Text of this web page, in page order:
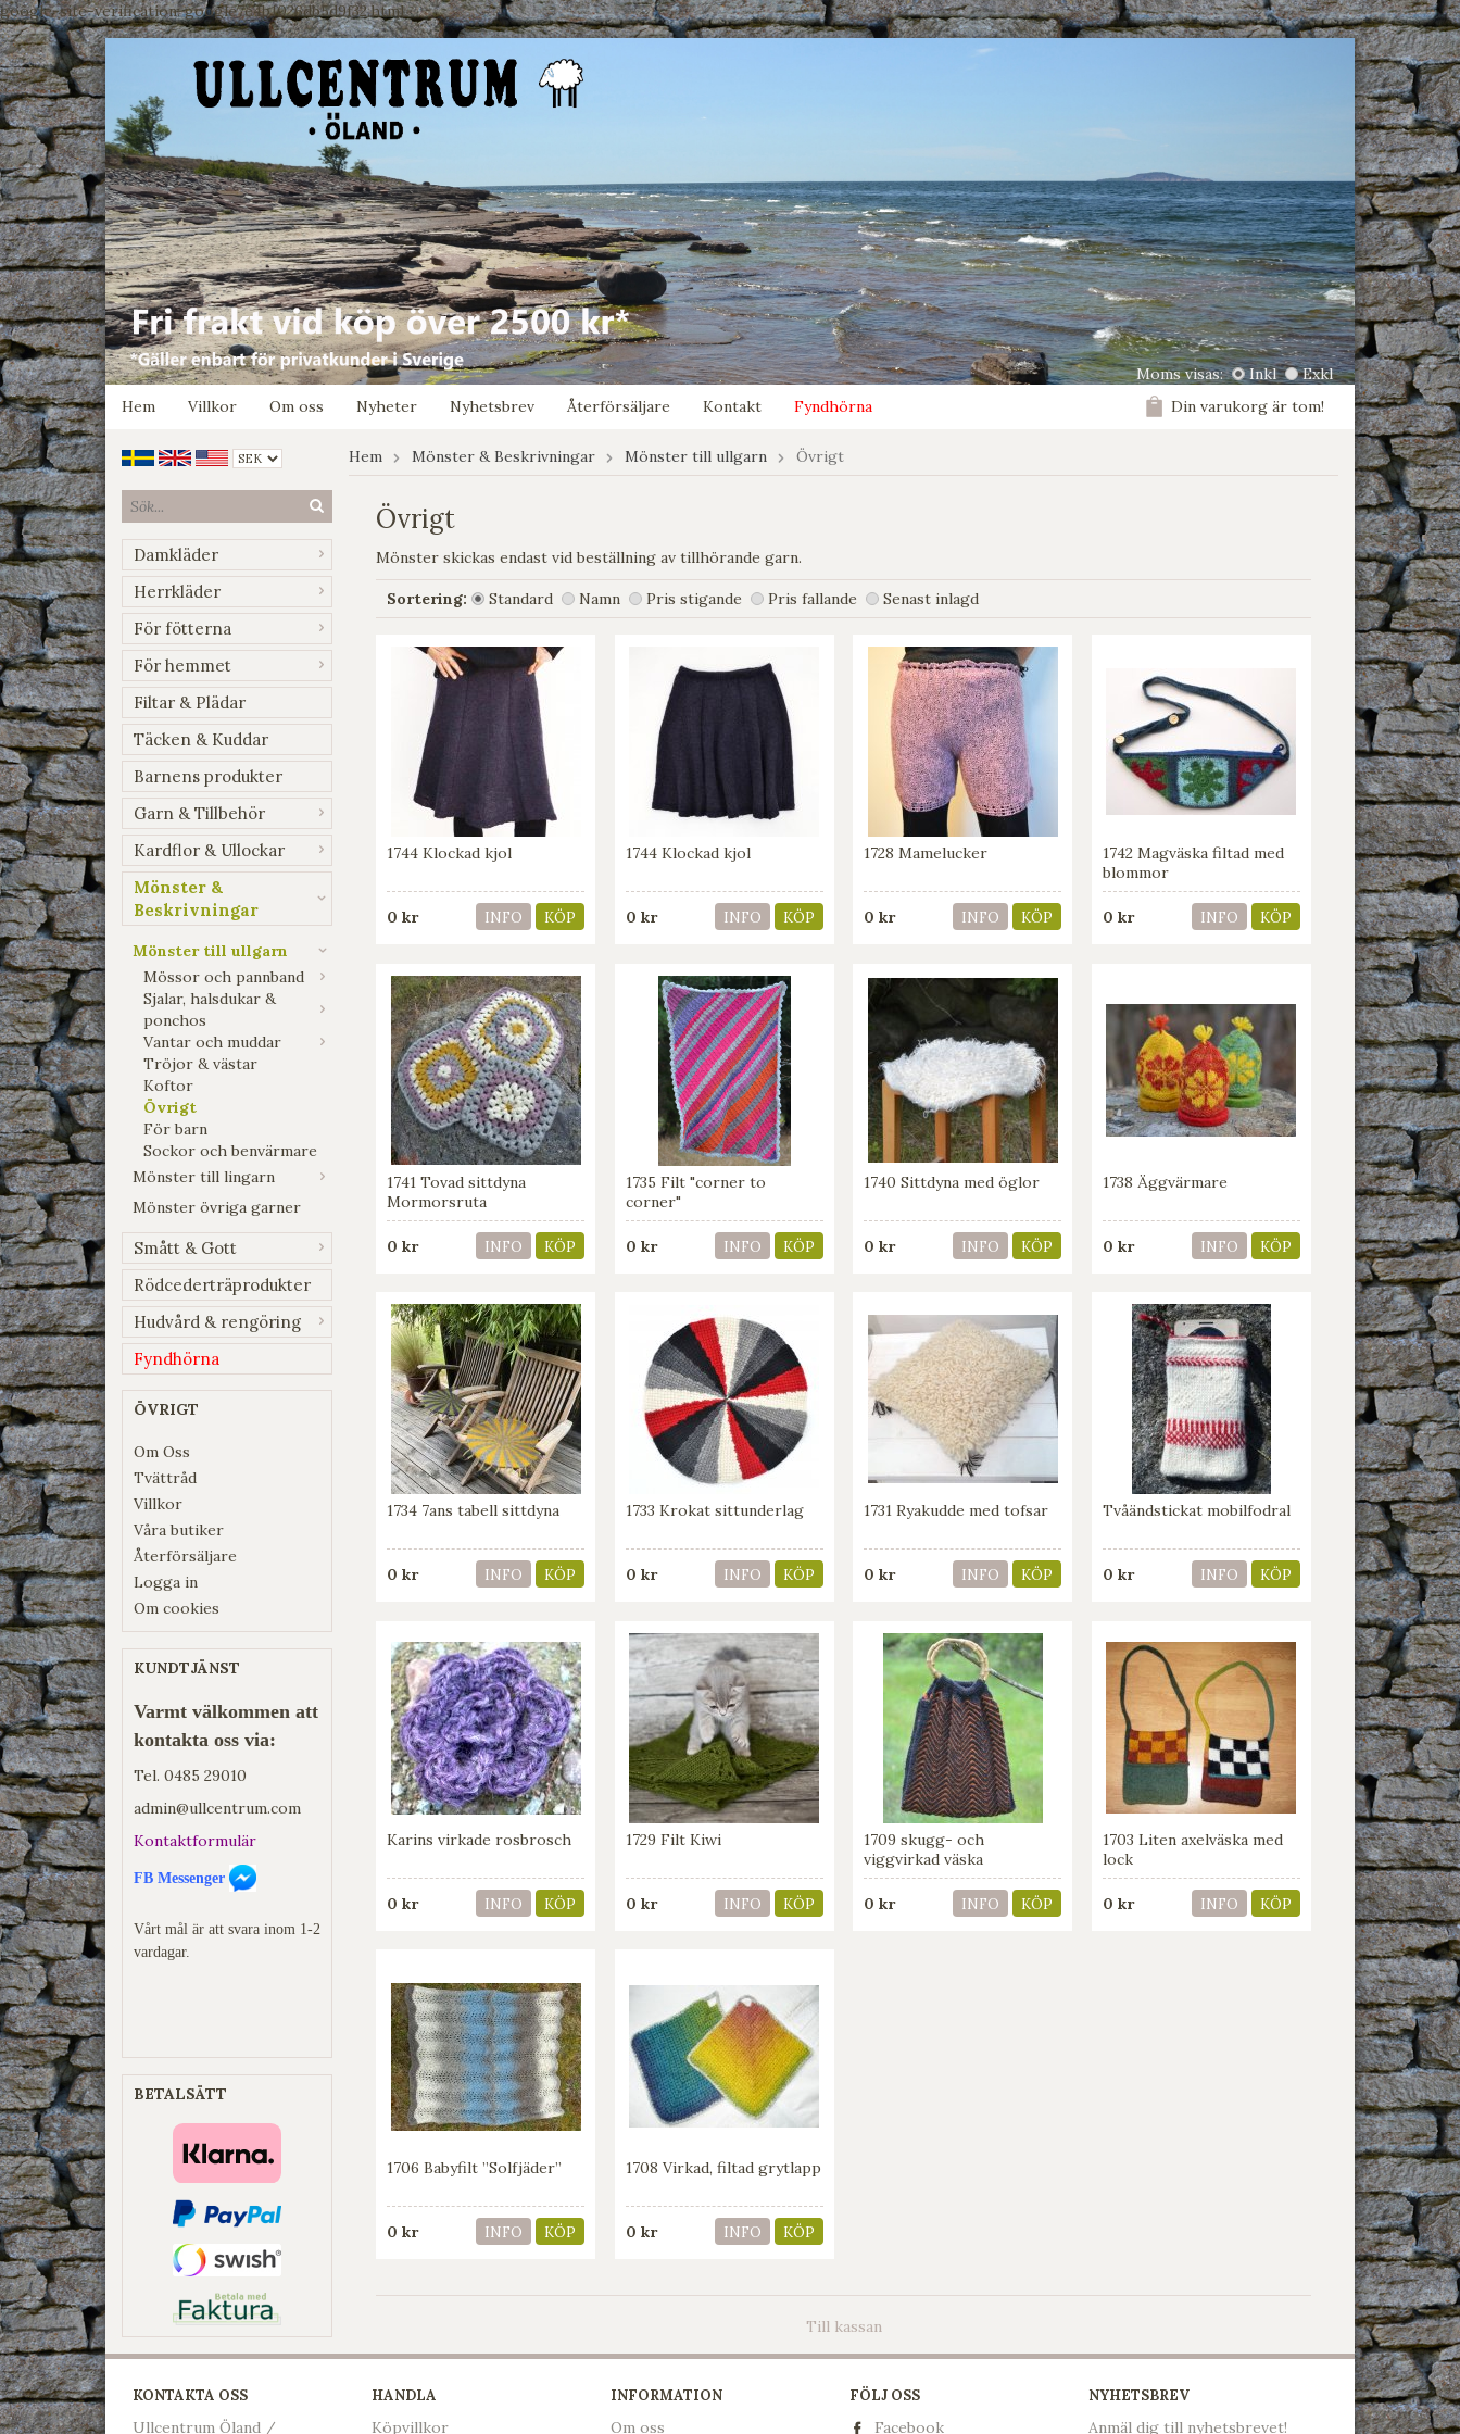
google-site-verification: google7e4b1026db5d9f32.html
Moms visas: Inkl
Exkl
Hem
Villkor Om oss Nyheter Nyhetsbrev Återförsäljare Kontakt Fyndhörna Din varukorg är tom!
Damkläder
Herrkläder
För fötterna
För hemmet
Filtar & Plädar
Täcken & Kuddar
Barnens produkter
Garn & Tillbehör
Kardflor & Ullockar
Mönster &
Beskrivningar
Mönster till ullgarn
Mössor och pannband
Sjalar, halsdukar &
ponchos
Vantar och muddar
Tröjor & västar
Koftor
Övrigt
För barn
Sockor och benvärmare
Mönster till lingarn
Mönster övriga garner
Smått & Gott
Rödcederträprodukter
Hudvård & rengöring
Fyndhörna
ÖVRIGT
Om Oss
Tvättråd
Villkor
Våra butiker
Återförsäljare
Logga in
Om cookies
KUNDTJÄNST
Varmt välkommen att
kontakta oss via:
Tel. 0485 29010
admin@ullcentrum.com
Kontaktformulär
FB Messenger
Vårt mål är att svara inom 1-2
vardagar.
BETALSÄTT
Hem Mönster & Beskrivningar Mönster till ullgarn Övrigt
Övrigt
Mönster skickas endast vid beställning av tillhörande garn.
Sortering: Standard Namn Pris stigande Pris fallande Senast inlagd
1744 Klockad kjol
0 kr INFO KÖP
1744 Klockad kjol
0 kr INFO KÖP
1728 Mamelucker
0 kr INFO KÖP
1742 Magväska filtad med
blommor
0 kr INFO KÖP
1741 Tovad sittdyna
Mormorsruta
0 kr INFO KÖP
1735 Filt "corner to
corner"
0 kr INFO KÖP
1740 Sittdyna med öglor
0 kr INFO KÖP
1738 Äggvärmare
0 kr INFO KÖP
1734 7ans tabell sittdyna
0 kr INFO KÖP
1733 Krokat sittunderlag
0 kr INFO KÖP
1731 Ryakudde med tofsar
0 kr INFO KÖP
Tvåändstickat mobilfodral
0 kr INFO KÖP
Karins virkade rosbrosch
0 kr INFO KÖP
1729 Filt Kiwi
0 kr INFO KÖP
1709 skugg- och
viggvirkad väska
0 kr INFO KÖP
1703 Liten axelväska med
lock
0 kr INFO KÖP
1706 Babyfilt ”Solfjäder”
0 kr INFO KÖP
1708 Virkad, filtad grytlapp
0 kr INFO KÖP
Till kassan
KONTAKTA OSS
Ullcentrum Öland /
HANDLA
Köpvillkor
INFORMATION
Om oss
FÖLJ OSS
Facebook
NYHETSBREV
Anmäl dig till nyhetsbrevet!